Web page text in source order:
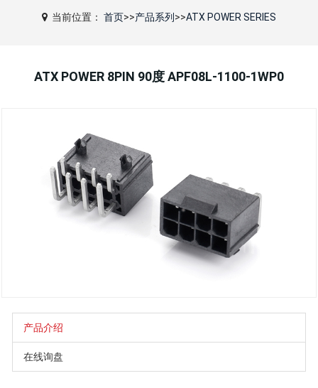
当前位置： 首页>>产品系列 >>ATX POWER SERIES
ATX POWER 8PIN 90度 APF08L-1100-1WP0
产品介绍
在线询盘